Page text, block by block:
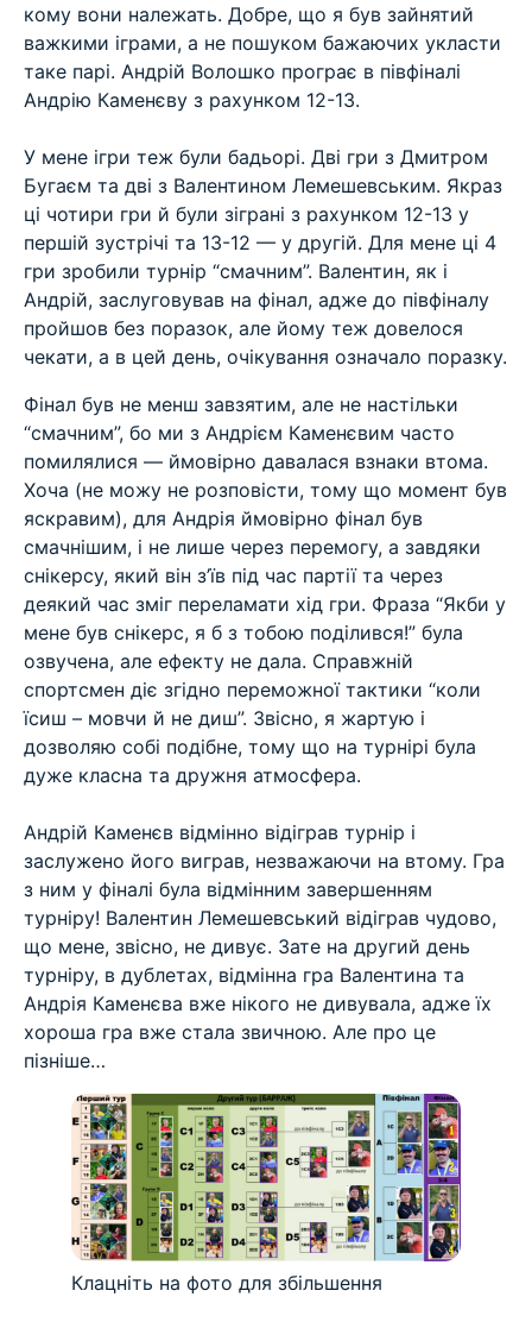
кому вони належать. Добре, що я був зайнятий
важкими іграми, а не пошуком бажаючих укласти
таке парі. Андрій Волошко програє в півфіналі
Андрію Каменєву з рахунком 12-13.
У мене ігри теж були бадьорі. Дві гри з Дмитром
Бугаєм та дві з Валентином Лемешевським. Якраз
ці чотири гри й були зіграні з рахунком 12-13 у
першій зустрічі та 13-12 — у другій. Для мене ці 4
гри зробили турнір “смачним”. Валентин, як і
Андрій, заслуговував на фінал, адже до півфіналу
пройшов без поразок, але йому теж довелося
чекати, а в цей день, очікування означало поразку.
Фінал був не менш завзятим, але не настільки
“смачним”, бо ми з Андрієм Каменєвим часто
помилялися — ймовірно давалася взнаки втома.
Хоча (не можу не розповісти, тому що момент був
яскравим), для Андрія ймовірно фінал був
смачнішим, і не лише через перемогу, а завдяки
снікерсу, який він з’їв під час партії та через
деякий час зміг переламати хід гри. Фраза “Якби у
мене був снікерс, я б з тобою поділився!” була
озвучена, але ефекту не дала. Справжній
спортсмен діє згідно переможної тактики “коли
їсиш – мовчи й не диш”. Звісно, я жартую і
дозволяю собі подібне, тому що на турнірі була
дуже класна та дружня атмосфера.
Андрій Каменєв відмінно відіграв турнір і
заслужено його виграв, незважаючи на втому. Гра
з ним у фіналі була відмінним завершенням
турніру! Валентин Лемешевський відіграв чудово,
що мене, звісно, не дивує. Зате на другий день
турніру, в дублетах, відмінна гра Валентина та
Андрія Каменєва вже нікого не дивувала, адже їх
хороша гра вже стала звичною. Але про це
пізніше…
Клацніть на фото для збільшення